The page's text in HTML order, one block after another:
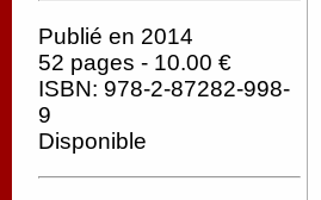
Publié en 2014
52 pages - 10.00 €
ISBN: 978-2-87282-998-
9
Disponible